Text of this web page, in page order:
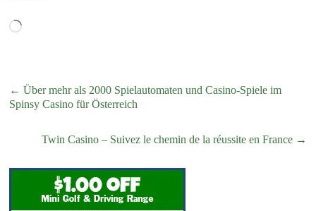
Loading…
← Über mehr als 2000 Spielautomaten und Casino-Spiele im
Spinsy Casino für Österreich
Twin Casino – Suivez le chemin de la réussite en France →